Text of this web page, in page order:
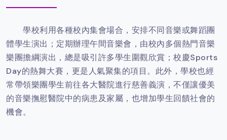
學校利用各種校內集會場合，安排不同音樂或舞蹈團
體學生演出；定期辦理午間音樂會，由校內多個熱門音樂
樂團擔綱演出，總是吸引許多學生圍觀欣賞；校慶Sports
Day的熱舞大賽，更是人氣聚集的項目。此外，學校也經
常帶領樂團學生前往各大醫院進行慈善義演，不僅讓優美
的音樂撫慰醫院中的病患及家屬，也增加學生回饋社會的
機會。